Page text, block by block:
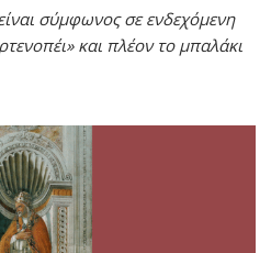
σύμφωνος σε ενδεχόμενη
και πλέον το μπαλάκι